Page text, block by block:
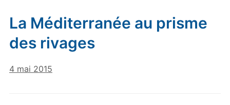
La Méditerranée au prisme
des rivages
4 mai 2015